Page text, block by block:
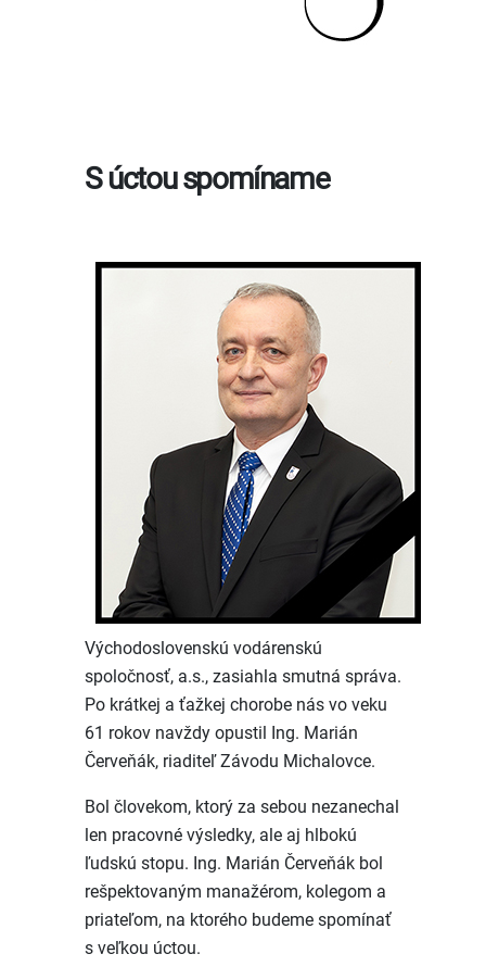
S úctou spomíname
Východoslovenskú vodárenskú
spoločnosť, a.s., zasiahla smutná správa.
Po krátkej a ťažkej chorobe nás vo veku
61 rokov navždy opustil Ing. Marián
Červeňák, riaditeľ Závodu Michalovce.
Bol človekom, ktorý za sebou nezanechal
len pracovné výsledky, ale aj hlbokú
ľudskú stopu. Ing. Marián Červeňák bol
rešpektovaným manažérom, kolegom a
priateľom, na ktorého budeme spomínať
s veľkou úctou.